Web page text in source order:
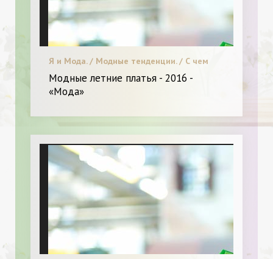
Я и Мода. / Модные тенденции. / С чем
носить.
Модные летние платья - 2016 -
«Мода»